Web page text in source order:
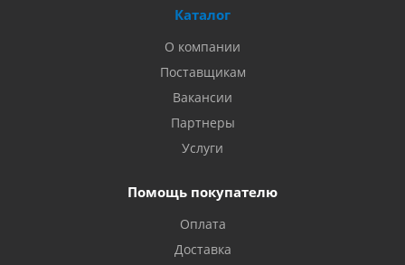
Каталог
О компании
Поставщикам
Вакансии
Партнеры
Услуги
Помощь покупателю
Оплата
Доставка